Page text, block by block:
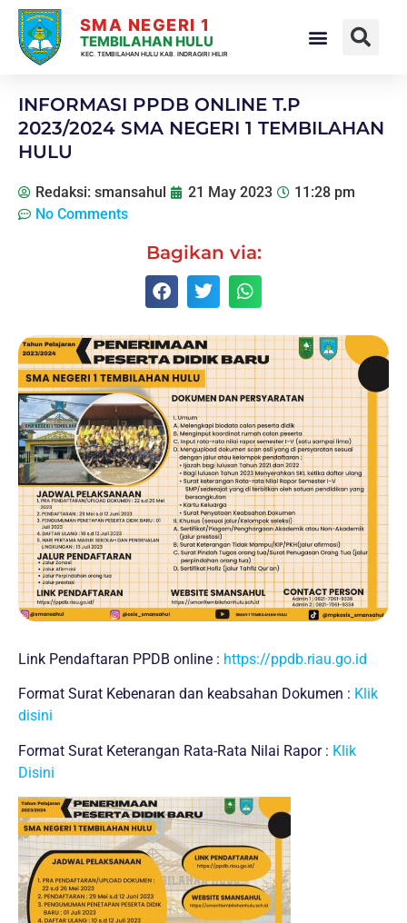
SMA NEGERI 1
TEMBILAHAN HULU
KEC. TEMBILAHAN HULU KAB. INDRAGIRI HILIR
INFORMASI PPDB ONLINE T.P
2023/2024 SMA NEGERI 1 TEMBILAHAN
HULU
Redaksi: smansahul 21 May 2023
11:28 pm
No Comments
Bagikan via:
Link Pendaftaran PPDB online : https://ppdb.riau.go.id
Format Surat Kebenaran dan keabsahan Dokumen : Klik
disini
Format Surat Keterangan Rata-Rata Nilai Rapor : Klik
Disini